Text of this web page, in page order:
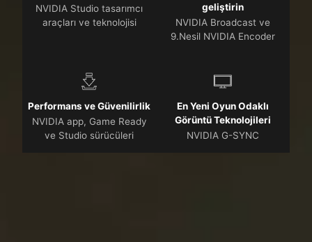
NVIDIA Studio tasarımcı
araçları ve teknolojisi
geliştirin
NVIDIA Broadcast ve
9.Nesil NVIDIA Encoder
Performans ve Güvenilirlik
NVIDIA app, Game Ready
ve Studio sürücüleri
En Yeni Oyun Odaklı
Görüntü Teknolojileri
NVIDIA G-SYNC